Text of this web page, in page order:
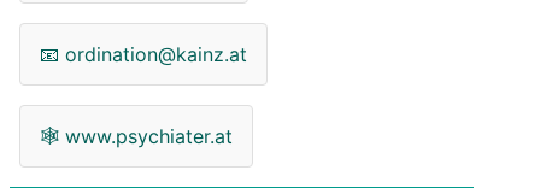
📧 ordination@kainz.at
🕸 www.psychiater.at